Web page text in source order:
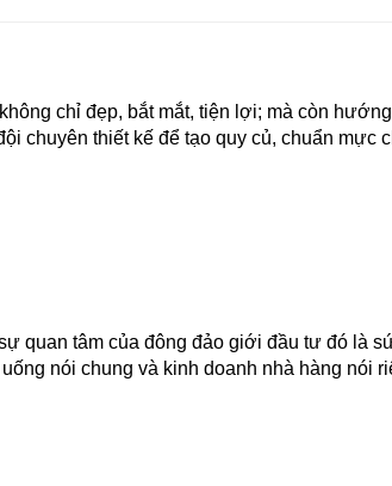
chỉ đẹp, bắt mắt, tiện lợi; mà còn
chuyên thiết kế để tạo quy củ, chuẩn mực
quan tâm của đông đảo giới đầu tư đó là
nói chung và kinh doanh nhà hàng nói